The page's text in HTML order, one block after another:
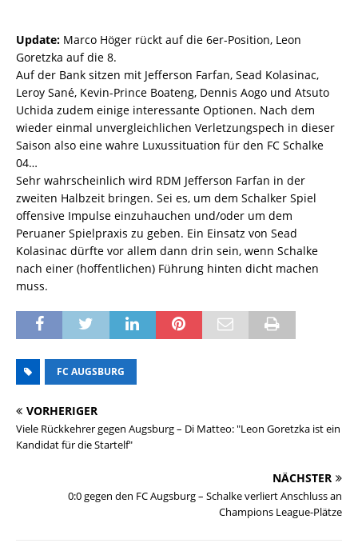
Update: Marco Höger rückt auf die 6er-Position, Leon
Goretzka auf die 8.
Auf der Bank sitzen mit Jefferson Farfan, Sead Kolasinac,
Leroy Sané, Kevin-Prince Boateng, Dennis Aogo und Atsuto
Uchida zudem einige interessante Optionen. Nach dem
wieder einmal unvergleichlichen Verletzungspech in dieser
Saison also eine wahre Luxussituation für den FC Schalke
04…
Sehr wahrscheinlich wird RDM Jefferson Farfan in der
zweiten Halbzeit bringen. Sei es, um dem Schalker Spiel
offensive Impulse einzuhauchen und/oder um dem
Peruaner Spielpraxis zu geben. Ein Einsatz von Sead
Kolasinac dürfte vor allem dann drin sein, wenn Schalke
nach einer (hoffentlichen) Führung hinten dicht machen
muss.
FC AUGSBURG
VORHERIGER
Viele Rückkehrer gegen Augsburg – Di Matteo: "Leon Goretzka ist ein
Kandidat für die Startelf"
NÄCHSTER
0:0 gegen den FC Augsburg – Schalke verliert Anschluss an
Champions League-Plätze